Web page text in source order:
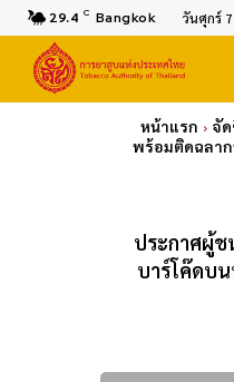
29.4 C Bangkok วันศุกร์
หน้าแรก จั
พร้อมติดฉลาก
ประกาศผู้ช
บาร์โค๊ดบ